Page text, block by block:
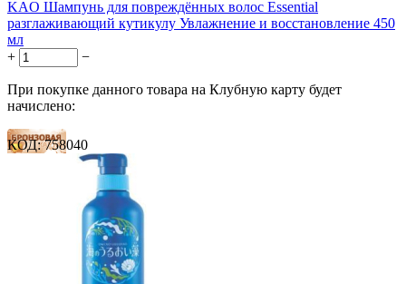
KAO Шампунь для повреждённых волос Essential
разглаживающий кутикулу Увлажнение и восстановление 450
мл
+
−
При покупке данного товара на Клубную карту будет
начислено:
15 баллов
22 балла
37 баллов
1 486.00 Р
за 1.00 мл
КОД: 758040